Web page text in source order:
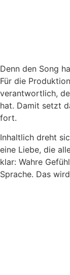
Denn den Song
Für die
verantwortlich,
hat. Damit setzt
fort.
Inhaltlich dreht
eine Liebe, die
klar: Wahre
Sprache. Das